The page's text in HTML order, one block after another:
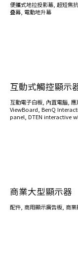
便攜式地拉投影幕, 超短焦
叠幕, 電動地升幕
互動式觸控顯示
互動電子白板, 內罝電腦, 應
ViewBoard, BenQ
panel, DTEN interactive
商業大型顯示器
配件, 商用顯示廣告板, 商